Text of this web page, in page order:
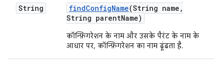
String findConfigName(String name ,
String parentName)
कॉन्फ़िगरेशन के नाम और उसके पैरंट के नाम के
आधार पर, कॉन्फ़िगरेशन का नाम ढूंढता है.